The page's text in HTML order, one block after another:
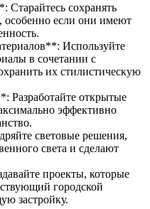
Старайтесь сохранять
особенно если они имеют
Используйте
в сочетании с
их стилистическую
Разработайте открытые
эффективно
световые решения,
света и сделают
проекты, которые
городской
застройку.